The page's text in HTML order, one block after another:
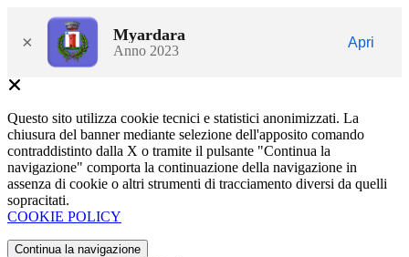
× Myardara
Anno 2023
Apri
Questo sito utilizza cookie tecnici e statistici anonimizzati. La
chiusura del banner mediante selezione dell'apposito comando
contraddistinto dalla X o tramite il pulsante "Continua la
navigazione" comporta la continuazione della navigazione in
assenza di cookie o altri strumenti di tracciamento diversi da quelli
sopracitati.
COOKIE POLICY
Continua la navigazione